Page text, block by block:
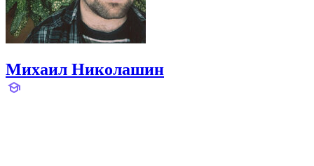
Михаил Николашин